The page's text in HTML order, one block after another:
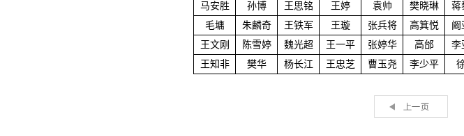
马安胜
孙博 王思铭 王婷 袁帅 樊晓琳 蒋
毛墉
朱麟奇 王铁军 王璇 张兵将 高箕悦 阚
王文刚
陈雪婷 魏光超 王一平 张婷华 高邰 李
王知非
樊华 杨长江 王忠芝 曹玉尧 李少平